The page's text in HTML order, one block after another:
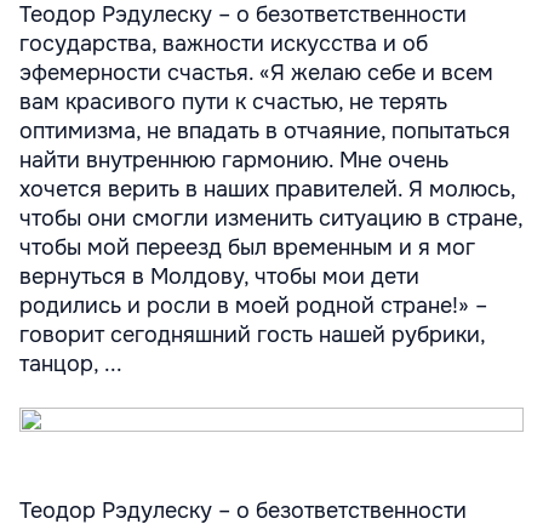
Теодор Рэдулеску – о безответственности
государства, важности искусства и об
эфемерности счастья. «Я желаю себе и всем
вам красивого пути к счастью, не терять
оптимизма, не впадать в отчаяние, попытаться
найти внутреннюю гармонию. Мне очень
хочется верить в наших правителей. Я молюсь,
чтобы они смогли изменить ситуацию в стране,
чтобы мой переезд был временным и я мог
вернуться в Молдову, чтобы мои дети
родились и росли в моей родной стране!» –
говорит сегодняшний гость нашей рубрики,
танцор, ...
Теодор Рэдулеску – о безответственности